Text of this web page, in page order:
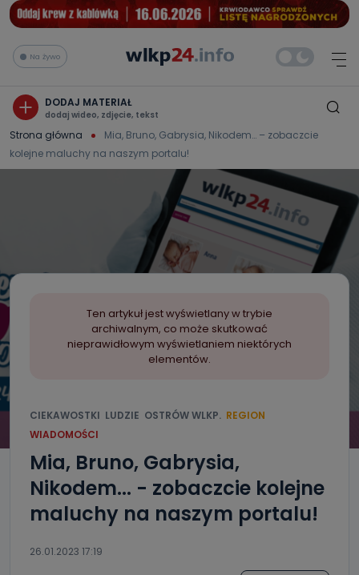
Na żywo
DODAJ MATERIAŁ
dodaj wideo, zdjęcie, tekst
Strona główna
Mia, Bruno, Gabrysia, Nikodem… – zobaczcie
kolejne maluchy na naszym portalu!
Ten artykuł jest wyświetlany w trybie
archiwalnym, co może skutkować
nieprawidłowym wyświetlaniem niektórych
elementów.
CIEKAWOSTKI LUDZIE OSTRÓW WLKP. REGION
WIADOMOŚCI
Mia, Bruno, Gabrysia,
Nikodem... - zobaczcie kolejne
maluchy na naszym portalu!
26.01.2023 17:19